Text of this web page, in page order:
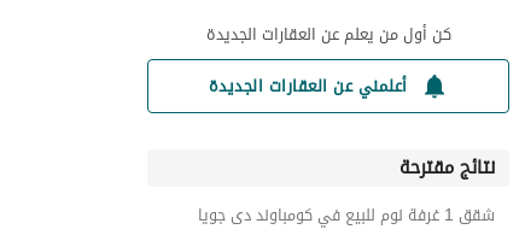
كن أول من يعلم عن العقارات الجديدة
أعلمني عن العقارات الجديدة
نتائج مقترحة
شقق 1 غرفة نوم للبيع في كومباوند دى جويا